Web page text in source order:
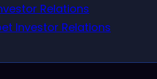
Relations
Investor Relations